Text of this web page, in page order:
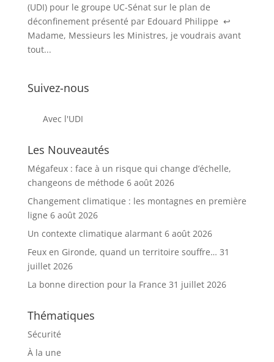
(UDI) pour le groupe UC-Sénat sur le plan de
déconfinement présenté par Edouard Philippe ↩
Madame, Messieurs les Ministres, je voudrais avant
tout...
Suivez-nous
Avec l'UDI
Les Nouveautés
Mégafeux : face à un risque qui change d’échelle,
changeons de méthode 6 août 2026
Changement climatique : les montagnes en première
ligne 6 août 2026
Un contexte climatique alarmant 6 août 2026
Feux en Gironde, quand un territoire souffre… 31
juillet 2026
La bonne direction pour la France 31 juillet 2026
Thématiques
Sécurité
À la une